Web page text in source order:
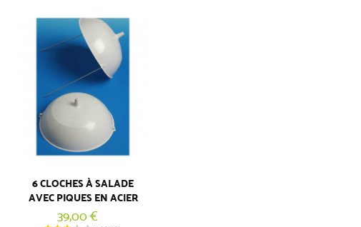
6 CLOCHES À SALADE
AVEC PIQUES EN ACIER
39,00 €